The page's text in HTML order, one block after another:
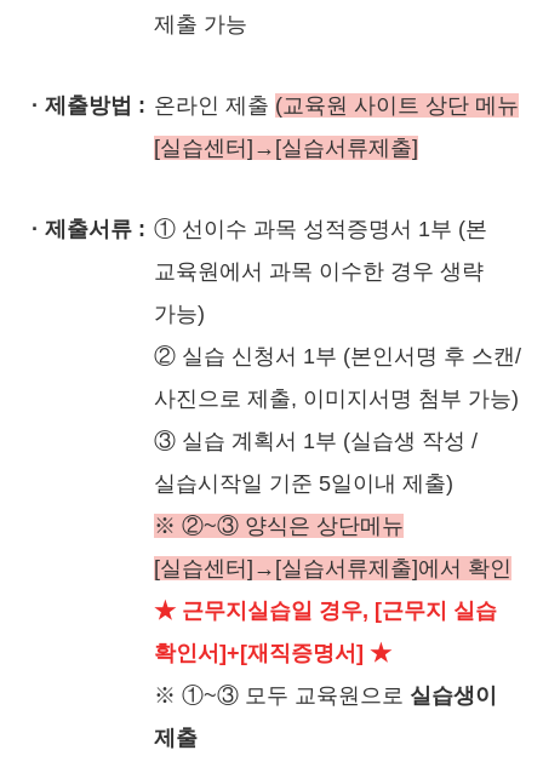
제출 가능
· 제출방법 : 온라인 제출 (교육원 사이트 상단 메뉴
[실습센터]→[실습서류제출]
· 제출서류 : ① 선이수 과목 성적증명서 1부 (본
교육원에서 과목 이수한 경우 생략
가능)
② 실습 신청서 1부 (본인서명 후 스캔/
사진으로 제출, 이미지서명 첨부 가능)
③ 실습 계획서 1부 (실습생 작성 /
실습시작일 기준 5일이내 제출)
※ ②~③ 양식은 상단메뉴
[실습센터]→[실습서류제출]에서 확인
★ 근무지실습일 경우, [근무지 실습
확인서]+[재직증명서] ★
※ ①~③ 모두 교육원으로 실습생이
제출